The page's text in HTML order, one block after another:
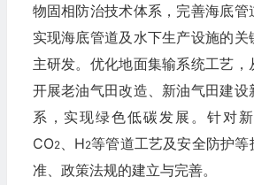
物固相防治技术体系，完善海底管
实现海底管道及水下生产设施的关
主研发。优化地面集输系统工艺
开展老油气田改造、新油气田建
系，实现绿色低碳发展。针对
CO2、H2等管道工艺及安全防护
准、政策法规的建立与完善。